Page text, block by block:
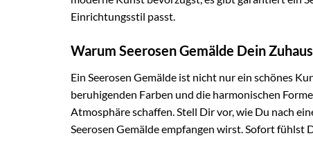
Einrichtungsstil passt.
Warum Seerosen Gemälde Dein
Ein Seerosen Gemälde ist nicht nur ein schönes
beruhigenden Farben und die harmonischen
Atmosphäre schaffen. Stell Dir vor, wie Du nach
Seerosen Gemälde empfangen wirst. Sofort